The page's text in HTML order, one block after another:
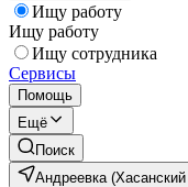
Ищу работу
Ищу работу
Ищу сотрудника
Сервисы
Помощь
Ещё
Поиск
Андреевка